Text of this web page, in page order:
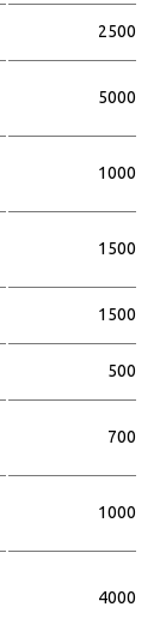
2500
5000
1000
1500
1500
500
700
1000
4000